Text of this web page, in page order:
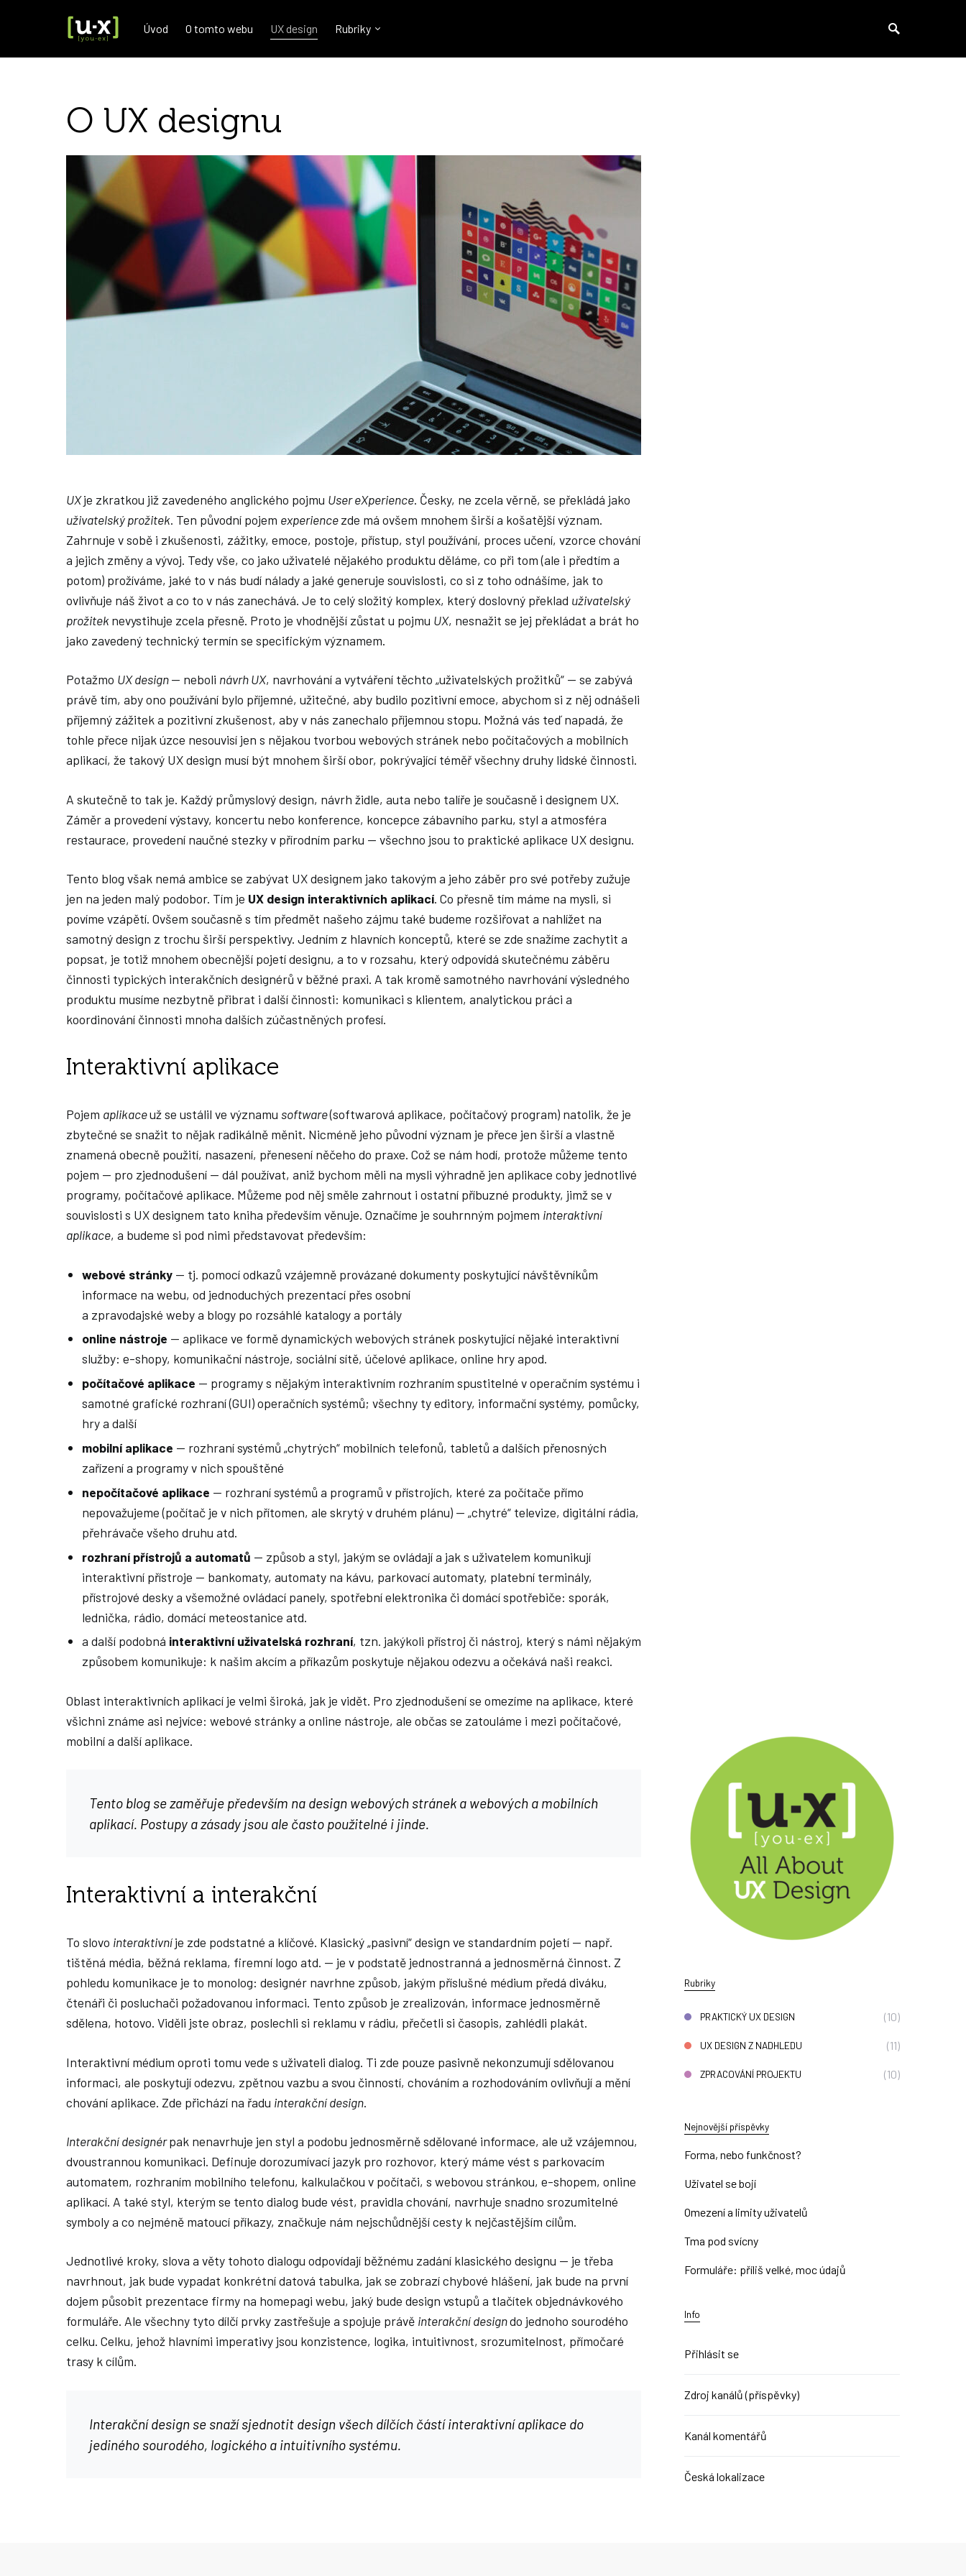
Úvod O tomto webu UX design Rubriky
Search for:
O UX designu
UXje zkratkou již zavedeného anglického pojmu User eXperience. Česky, ne zcela věrně, se překládá jako
uživatelský prožitek. Ten původní pojem experiencezde má ovšem mnohem širší a košatější význam.
Zahrnuje v sobě i zkušenosti, zážitky, emoce, postoje, přístup, styl používání, proces učení, vzorce chování
a jejich změny a vývoj. Tedy vše, co jako uživatelé nějakého produktu děláme, co při tom (ale i předtím a
potom) prožíváme, jaké to v nás budí nálady a jaké generuje souvislosti, co si z toho odnášíme, jak to
ovlivňuje náš život a co to v nás zanechává. Je to celý složitý komplex, který doslovný překlad uživatelský
prožiteknevystihuje zcela přesně. Proto je vhodnější zůstat u pojmu UX, nesnažit se jej překládat a brát ho
jako zavedený technický termín se specifickým významem.
Potažmo UX design— neboli návrh UX, navrhování a vytváření těchto „uživatelských prožitků“ — se zabývá
právě tím, aby ono používání bylo příjemné, užitečné, aby budilo pozitivní emoce, abychom si z něj odnášeli
příjemný zážitek a pozitivní zkušenost, aby v nás zanechalo příjemnou stopu. Možná vás teď napadá, že
tohle přece nijak úzce nesouvisí jen s nějakou tvorbou webových stránek nebo počítačových a mobilních
aplikací, že takový UX design musí být mnohem širší obor, pokrývající téměř všechny druhy lidské činnosti.
A skutečně to tak je. Každý průmyslový design, návrh židle, auta nebo talíře je současně i designem UX.
Záměr a provedení výstavy, koncertu nebo konference, koncepce zábavního parku, styl a atmosféra
restaurace, provedení naučné stezky v přírodním parku — všechno jsou to praktické aplikace UX designu.
Tento blog však nemá ambice se zabývat UX designem jako takovým a jeho záběr pro své potřeby zužuje
jen na jeden malý podobor. Tím je UX design interaktivních aplikací. Co přesně tím máme na mysli, si
povíme vzápětí. Ovšem současně s tím předmět našeho zájmu také budeme rozšiřovat a nahlížet na
samotný design z trochu širší perspektivy. Jedním z hlavních konceptů, které se zde snažíme zachytit a
popsat, je totiž mnohem obecnější pojetí designu, a to v rozsahu, který odpovídá skutečnému záběru
činnosti typických interakčních designérů v běžné praxi. A tak kromě samotného navrhování výsledného
produktu musíme nezbytně přibrat i další činnosti: komunikaci s klientem, analytickou práci a
koordinování činnosti mnoha dalších zúčastněných profesí.
Interaktivní aplikace
Pojem aplikaceuž se ustálil ve významu software(softwarová aplikace, počítačový program) natolik, že je
zbytečné se snažit to nějak radikálně měnit. Nicméně jeho původní význam je přece jen širší a vlastně
znamená obecně použití, nasazení, přenesení něčeho do praxe. Což se nám hodí, protože můžeme tento
pojem — pro zjednodušení — dál používat, aniž bychom měli na mysli výhradně jen aplikace coby jednotlivé
programy, počítačové aplikace. Můžeme pod něj směle zahrnout i ostatní příbuzné produkty, jimž se v
souvislosti s UX designem tato kniha především věnuje. Označíme je souhrnným pojmem interaktivní
aplikace, a budeme si pod nimi představovat především:
webové stránky — tj. pomocí odkazů vzájemně provázané dokumenty poskytující návštěvníkům
informace na webu, od jednoduchých prezentací přes osobní
a zpravodajské weby a blogy po rozsáhlé katalogy a portály
online nástroje — aplikace ve formě dynamických webových stránek poskytující nějaké interaktivní
služby: e-shopy, komunikační nástroje, sociální sítě, účelové aplikace, online hry apod.
počítačové aplikace — programy s nějakým interaktivním rozhraním spustitelné v operačním systému i
samotné grafické rozhraní (GUI) operačních systémů; všechny ty editory, informační systémy, pomůcky,
hry a další
mobilní aplikace — rozhraní systémů „chytrých“ mobilních telefonů, tabletů a dalších přenosných
zařízení a programy v nich spouštěné
nepočítačové aplikace — rozhraní systémů a programů v přístrojích, které za počítače přímo
nepovažujeme (počítač je v nich přítomen, ale skrytý v druhém plánu) — „chytré“ televize, digitální rádia,
přehrávače všeho druhu atd.
rozhraní přístrojů a automatů — způsob a styl, jakým se ovládají a jak s uživatelem komunikují
interaktivní přístroje — bankomaty, automaty na kávu, parkovací automaty, platební terminály,
přístrojové desky a všemožné ovládací panely, spotřební elektronika či domácí spotřebiče: sporák,
lednička, rádio, domácí meteostanice atd.
a další podobná interaktivní uživatelská rozhraní, tzn. jakýkoli přístroj či nástroj, který s námi nějakým
způsobem komunikuje: k našim akcím a příkazům poskytuje nějakou odezvu a očekává naši reakci.
Oblast interaktivních aplikací je velmi široká, jak je vidět. Pro zjednodušení se omezíme na aplikace, které
všichni známe asi nejvíce: webové stránky a online nástroje, ale občas se zatouláme i mezi počítačové,
mobilní a další aplikace.
Tento blog se zaměřuje především na design webových stránek a webových a mobilních
aplikací. Postupy a zásady jsou ale často použitelné i jinde.
Interaktivní a interakční
To slovo interaktivníje zde podstatné a klíčové. Klasický „pasivní“ design ve standardním pojetí — např.
tištěná média, běžná reklama, firemní logo atd. — je v podstatě jednostranná a jednosměrná činnost. Z
pohledu komunikace je to monolog: designér navrhne způsob, jakým příslušné médium předá diváku,
čtenáři či posluchači požadovanou informaci. Tento způsob je zrealizován, informace jednosměrně
sdělena, hotovo. Viděli jste obraz, poslechli si reklamu v rádiu, přečetli si časopis, zahlédli plakát.
Interaktivní médium oproti tomu vede s uživateli dialog. Ti zde pouze pasivně nekonzumují sdělovanou
informaci, ale poskytují odezvu, zpětnou vazbu a svou činností, chováním a rozhodováním ovlivňují a mění
chování aplikace. Zde přichází na řadu interakční design.
Interakční designérpak nenavrhuje jen styl a podobu jednosměrně sdělované informace, ale už vzájemnou,
dvoustrannou komunikaci. Definuje dorozumívací jazyk pro rozhovor, který máme vést s parkovacím
automatem, rozhraním mobilního telefonu, kalkulačkou v počítači, s webovou stránkou, e-shopem, online
aplikací. A také styl, kterým se tento dialog bude vést, pravidla chování, navrhuje snadno srozumitelné
symboly a co nejméně matoucí příkazy, značkuje nám nejschůdnější cesty k nejčastějším cílům.
Jednotlivé kroky, slova a věty tohoto dialogu odpovídají běžnému zadání klasického designu — je třeba
navrhnout, jak bude vypadat konkrétní datová tabulka, jak se zobrazí chybové hlášení, jak bude na první
dojem působit prezentace firmy na homepagi webu, jaký bude design vstupů a tlačítek objednávkového
formuláře. Ale všechny tyto dílčí prvky zastřešuje a spojuje právě interakční designdo jednoho sourodého
celku. Celku, jehož hlavními imperativy jsou konzistence, logika, intuitivnost, srozumitelnost, přímočaré
trasy k cílům.
Interakční design se snaží sjednotit design všech dílčích částí interaktivní aplikace do
jediného sourodého, logického a intuitivního systému.
Rubriky
PRAKTICKÝ UX DESIGN (10)
UX DESIGN Z NADHLEDU (11)
ZPRACOVÁNÍ PROJEKTU (10)
Nejnovější příspěvky
Forma, nebo funkčnost?
Uživatel se bojí
Omezení a limity uživatelů
Tma pod svícny
Formuláře: příliš velké, moc údajů
Info
Přihlásit se
Zdroj kanálů (příspěvky)
Kanál komentářů
Česká lokalizace